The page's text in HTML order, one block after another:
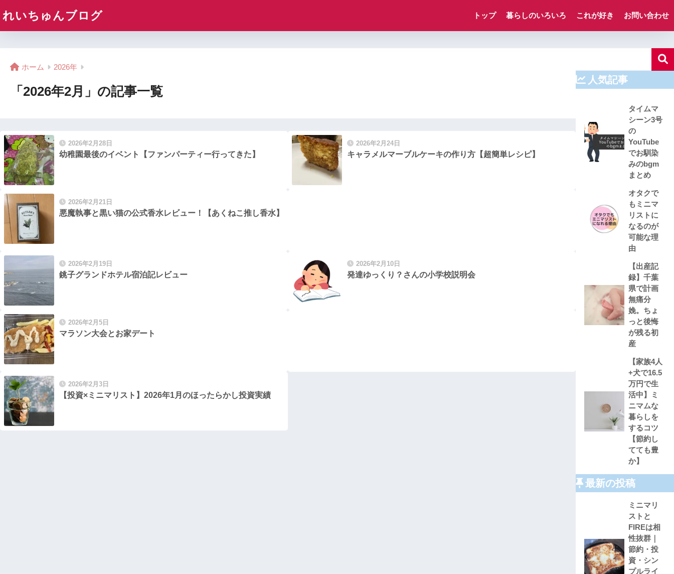
れいちゅんブログ トップ 暮らしのいろいろ これが好き お問い合わせ
ホーム 2026年
「2026年2月」の記事一覧
2026年2月28日
幼稚園最後のイベント【ファンパーティー行ってきた】
2026年2月24日
キャラメルマーブルケーキの作り方【超簡単レシピ】
2026年2月21日
悪魔執事と黒い猫の公式香水レビュー！【あくねこ推し香水】
2026年2月19日
銚子グランドホテル宿泊記レビュー
2026年2月10日
発達ゆっくり？さんの小学校説明会
2026年2月5日
マラソン大会とお家デート
2026年2月3日
【投資×ミニマリスト】2026年1月のほったらかし投資実績
人気記事
タイムマ
シーン3号
の
YouTube
でお馴染
みのbgm
まとめ
オタクで
もミニマ
リストに
なるのが
可能な理
由
【出産記
録】千葉
県で計画
無痛分
娩。ちょ
っと後悔
が残る初
産
【家族4人
+犬で16.5
万円で生
活中】ミ
ニマムな
暮らしを
するコツ
【節約し
てても豊
か】
最新の投稿
ミニマリ
ストと
FIREは相
性抜群｜
節約・投
資・シン
プルライ